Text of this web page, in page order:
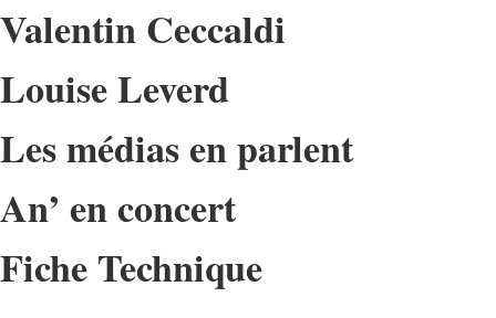
Valentin Ceccaldi
Louise Leverd
Les médias en parlent
An’ en concert
Fiche Technique